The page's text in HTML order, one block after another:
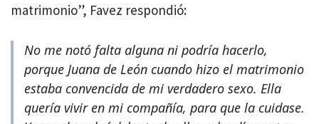
matrimonio”, Favez respondió:
No me notó falta alguna ni podría hacerlo,
porque Juana de León cuando hizo el matrimonio
estaba convencida de mi verdadero sexo. Ella
quería vivir en mi compañía, para que la cuidase.